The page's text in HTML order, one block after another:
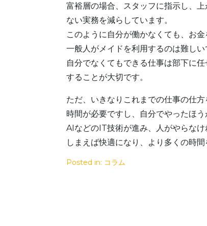
富裕層の場合、スタッフに指示し、
ない実務を減らしています。
このように自分が働かなくても、お
一般人がメイドを利用するのは難し
自分でなくてもできる仕事は部下に
することが大切です。
ただ、いきなりこれまでの仕事の仕
時間が必要ですし、自分でやったほう
AIなどのIT技術が進み、人がやらな
しまえば快適になり、より多くの時間
Posted in: コラム